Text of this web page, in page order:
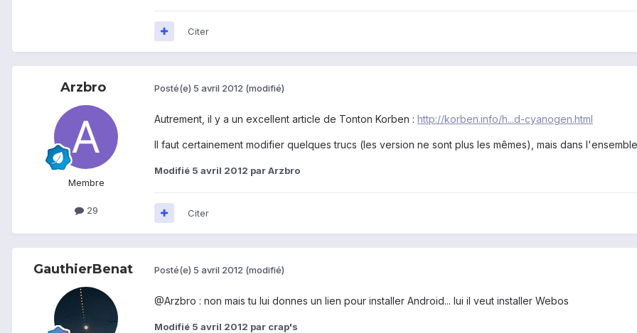
Citer
Arzbro
Membre
29
Posté(e) 5 avril 2012 (modifié)
Autrement, il y a un excellent article de Tonton Korben : http://korben.info/h...d-cyanogen.html
Il faut certainement modifier quelques trucs (les version ne sont plus les mêmes), mais dans
Modifié 5 avril 2012 par Arzbro
Citer
GauthierBenat Posté(e) 5 avril 2012 (modifié)
@Arzbro : non mais tu lui donnes un lien pour installer Android... lui il veut installer Webos
Modifié 5 avril 2012 par crap's